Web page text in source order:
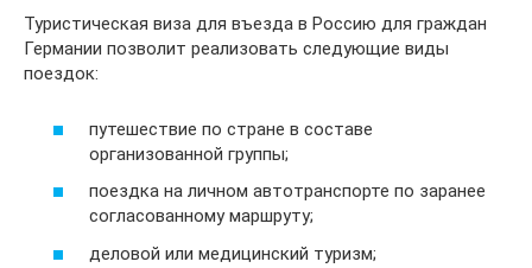
Туристическая виза для въезда в Россию для граждан
Германии позволит реализовать следующие виды
поездок:
путешествие по стране в составе
организованной группы;
поездка на личном автотранспорте по заранее
согласованному маршруту;
деловой или медицинский туризм;